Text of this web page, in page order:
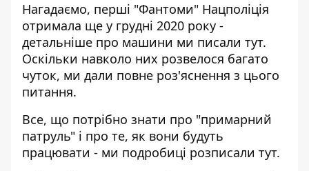
Нагадаємо, перші "Фантоми" Нацполіція
отримала ще у грудні 2020 року -
детальніше про машини ми писали тут.
Оскільки навколо них розвелося багато
чуток, ми дали повне роз'яснення з цього
питання.
Все, що потрібно знати про "примарний
патруль" і про те, як вони будуть
працювати - ми подробиці розписали тут.